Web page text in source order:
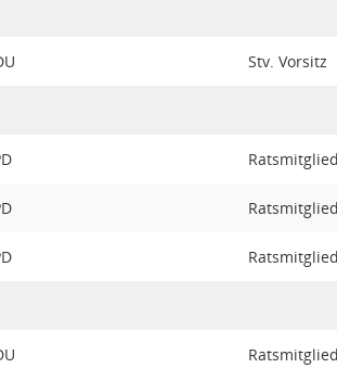
Stv. Vorsitz
Ratsmitglied
Ratsmitglied
Ratsmitglied
Ratsmitglied